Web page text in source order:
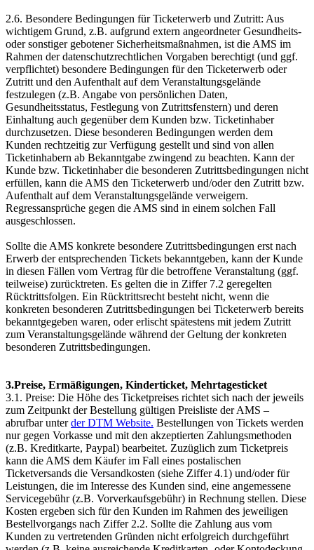
2.6. Besondere Bedingungen für Ticketerwerb und Zutritt: Aus
wichtigem Grund, z.B. aufgrund extern angeordneter Gesundheits-
oder sonstiger gebotener Sicherheitsmaßnahmen, ist die AMS im
Rahmen der datenschutzrechtlichen Vorgaben berechtigt (und ggf.
verpflichtet) besondere Bedingungen für den Ticketerwerb oder
Zutritt und den Aufenthalt auf dem Veranstaltungsgelände
festzulegen (z.B. Angabe von persönlichen Daten,
Gesundheitsstatus, Festlegung von Zutrittsfenstern) und deren
Einhaltung auch gegenüber dem Kunden bzw. Ticketinhaber
durchzusetzen. Diese besonderen Bedingungen werden dem
Kunden rechtzeitig zur Verfügung gestellt und sind von allen
Ticketinhabern ab Bekanntgabe zwingend zu beachten. Kann der
Kunde bzw. Ticketinhaber die besonderen Zutrittsbedingungen nicht
erfüllen, kann die AMS den Ticketerwerb und/oder den Zutritt bzw.
Aufenthalt auf dem Veranstaltungsgelände verweigern.
Regressansprüche gegen die AMS sind in einem solchen Fall
ausgeschlossen.
Sollte die AMS konkrete besondere Zutrittsbedingungen erst nach
Erwerb der entsprechenden Tickets bekanntgeben, kann der Kunde
in diesen Fällen vom Vertrag für die betroffene Veranstaltung (ggf.
teilweise) zurücktreten. Es gelten die in Ziffer 7.2 geregelten
Rücktrittsfolgen. Ein Rücktrittsrecht besteht nicht, wenn die
konkreten besonderen Zutrittsbedingungen bei Ticketerwerb bereits
bekanntgegeben waren, oder erlischt spätestens mit jedem Zutritt
zum Veranstaltungsgelände während der Geltung der konkreten
besonderen Zutrittsbedingungen.
3.Preise, Ermäßigungen, Kinderticket, Mehrtagesticket
3.1. Preise: Die Höhe des Ticketpreises richtet sich nach der jeweils
zum Zeitpunkt der Bestellung gültigen Preisliste der AMS –
abrufbar unterder DTM Website. Bestellungen von Tickets werden
nur gegen Vorkasse und mit den akzeptierten Zahlungsmethoden
(z.B. Kreditkarte, Paypal) bearbeitet. Zuzüglich zum Ticketpreis
kann die AMS dem Käufer im Fall eines postalischen
Ticketversands die Versandkosten (siehe Ziffer 4.1) und/oder für
Leistungen, die im Interesse des Kunden sind, eine angemessene
Servicegebühr (z.B. Vorverkaufsgebühr) in Rechnung stellen. Diese
Kosten ergeben sich für den Kunden im Rahmen des jeweiligen
Bestellvorgangs nach Ziffer 2.2. Sollte die Zahlung aus vom
Kunden zu vertretenden Gründen nicht erfolgreich durchgeführt